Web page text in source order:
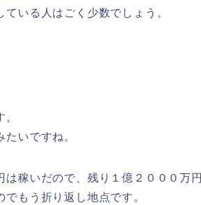
いる人はごく少数でしょう。
いですね。
稼いだので、残り１億２０００万円
もう折り返し地点です。